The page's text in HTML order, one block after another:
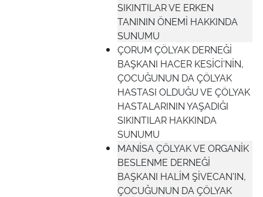
SIKINTILAR VE ERKEN
TANININ ÖNEMİ HAKKINDA
SUNUMU
ÇORUM ÇÖLYAK DERNEĞİ
BAŞKANI HACER KESİCİ'NİN,
ÇOCUĞUNUN DA ÇÖLYAK
HASTASI OLDUĞU VE ÇÖLYAK
HASTALARININ YAŞADIĞI
SIKINTILAR HAKKINDA
SUNUMU
MANİSA ÇÖLYAK VE ORGANİK
BESLENME DERNEĞİ
BAŞKANI HALİM ŞİVECAN'IN,
ÇOCUĞUNUN DA ÇÖLYAK